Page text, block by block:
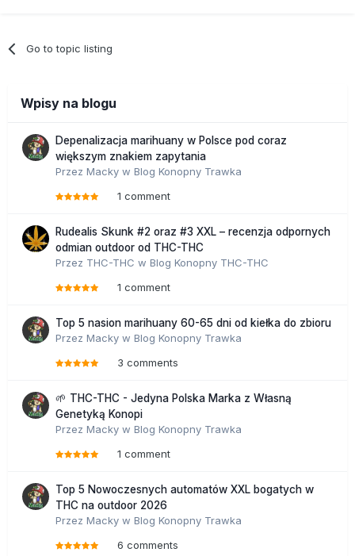
Go to topic listing
Wpisy na blogu
Depenalizacja marihuany w Polsce pod coraz
większym znakiem zapytania
Przez Macky w Blog Konopny Trawka
1 comment
Rudealis Skunk #2 oraz #3 XXL – recenzja odpornych
odmian outdoor od THC-THC
Przez THC-THC w Blog Konopny THC-THC
1 comment
Top 5 nasion marihuany 60-65 dni od kiełka do zbioru
Przez Macky w Blog Konopny Trawka
3 comments
🌱 THC-THC - Jedyna Polska Marka z Własną
Genetyką Konopi
Przez Macky w Blog Konopny Trawka
1 comment
Top 5 Nowoczesnych automatów XXL bogatych w
THC na outdoor 2026
Przez Macky w Blog Konopny Trawka
6 comments